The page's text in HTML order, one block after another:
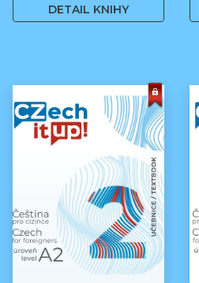
DETAIL KNIHY